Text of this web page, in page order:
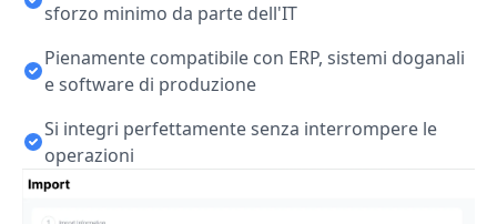
sforzo minimo da parte dell'IT
Pienamente compatibile con ERP, sistemi doganali
e software di produzione
Si integri perfettamente senza interrompere le
operazioni